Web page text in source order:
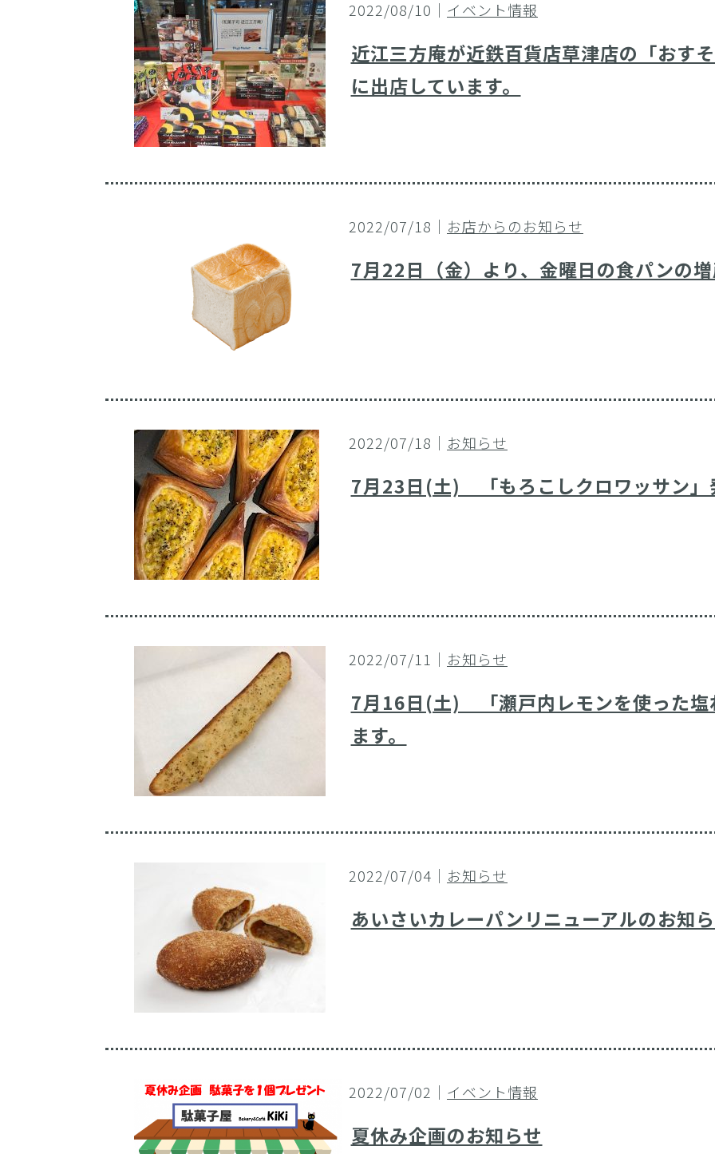
2022/08/10｜ イベント情報
近江三方庵が近鉄百貨店草津店の「おす
に出店しています。
2022/07/18｜ お店からのお知らせ
7月22日（金）より、金曜日の食パンの
2022/07/18｜ お知らせ
7月23日(土) 「もろこしクロワッサン」
2022/07/11｜ お知らせ
7月16日(土) 「瀬戸内レモンを使った塩
ます。
2022/07/04｜ お知らせ
あいさいカレーパンリニューアルのお知
2022/07/02｜ イベント情報
夏休み企画のお知らせ